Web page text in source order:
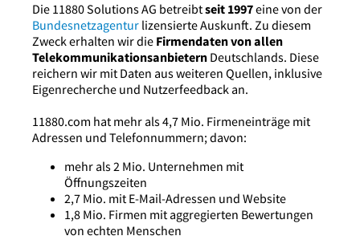
Die 11880 Solutions AG betreibtseit 1997eine von der
Bundesnetzagentur lizensierte Auskunft. Zu diesem
Zweck erhalten wir die Firmendaten von allen
Telekommunikationsanbietern Deutschlands. Diese
reichern wir mit Daten aus weiteren Quellen, inklusive
Eigenrecherche und Nutzerfeedback an.
11880.com hat mehr als 4,7 Mio. Firmeneinträge mit
Adressen und Telefonnummern; davon:
mehr als 2 Mio. Unternehmen mit
Öffnungszeiten
2,7 Mio. mit E-Mail-Adressen und Website
1,8 Mio. Firmen mit aggregierten Bewertungen
von echten Menschen